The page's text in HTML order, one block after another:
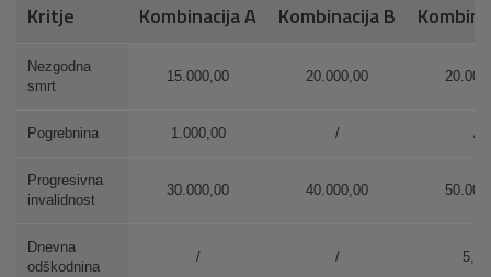
Kritje Kombinacija A Kombinacija B
Nezgodna
smrt
15.000,00 20.000,00
Pogrebnina 1.000,00 / /
Progresivna
invalidnost
30.000,00 40.000,00
Dnevna
odškodnina
/ / 5,00